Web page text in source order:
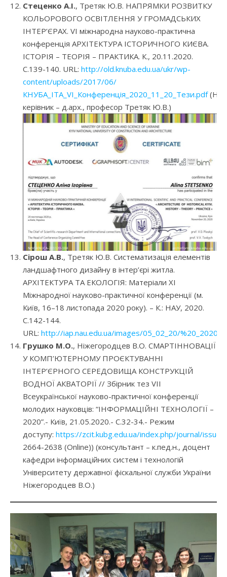
Стеценко А.І., Третяк Ю.В. НАПРЯМКИ РОЗВИТКУ
КОЛЬОРОВОГО ОСВІТЛЕННЯ У ГРОМАДСЬКИХ
ІНТЕР’ЄРАХ. VI міжнародна науково-практична
конференція АРХІТЕКТУРА ІСТОРИЧНОГО КИЄВА.
ІСТОРІЯ – ТЕОРІЯ – ПРАКТИКА. К., 20.11.2020.
С.139-140. URL: http://old.knuba.edu.ua/ukr/wp-
content/uploads/2017/06/
КНУБА_ІТА_VI_Конференція_2020_11_20_Тези.pdf
керівник – д.арх., професор Третяк Ю.В.)
Сірош А.В., Третяк Ю.В. Систематизація елементів
ландшафтного дизайну в інтер’єрі житла.
АРХІТЕКТУРА ТА ЕКОЛОГІЯ: Матеріали XI
Міжнародної науково-практичної конференції (м.
Київ, 16–18 листопада 2020 року). – К.: НАУ, 2020.
С.142-144.
URL: http://iap.nau.edu.ua/images/05_02_20/
Грушко М.О., Ніжегородцев В.О. СМАРТІННОВАЦІЇ
У КОМП’ЮТЕРНОМУ ПРОЄКТУВАННІ
ІНТЕР’ЄРНОГО СЕРЕДОВИЩА КОНСТРУКЦІЙ
ВОДНОЇ АКВАТОРІЇ // Збірник тез VII
Всеукраїнської науково-практичної конференції
молодих науковців: “ІНФОРМАЦІЙНІ ТЕХНОЛОГІЇ –
2020”.- Київ, 21.05.2020.- С.32-34.- Режим
доступу: https://zcit.kubg.edu.ua/index.php/journal/
2664-2638 (Online)) (консультант – к.пед.н., доцент
кафедри інформаційних систем і технологій
Університету державної фіскальної служби України
Ніжегородцев В.О.)